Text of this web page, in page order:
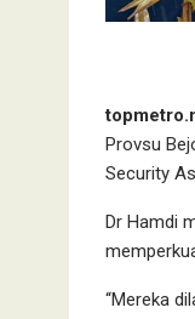
Provsu
Security
Dr Hamdi
“Mereka